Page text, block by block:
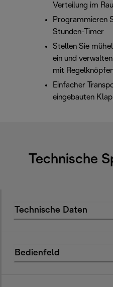
Verteilung im
Programmieren
Stunden-Timer
Stellen Sie
ein und
mit
Einfacher
eingebauten
Technische
Technische Daten
Bedienfeld